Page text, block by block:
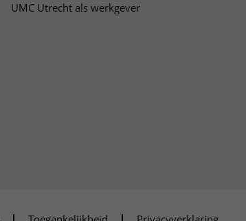
UMC Utrecht als werkgever